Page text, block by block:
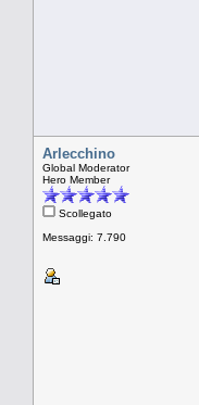
Arlecchino
Global Moderator
Hero Member
Scollegato
Messaggi: 7.790